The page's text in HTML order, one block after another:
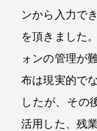
ンから入力で
を頂きました
ォンの管理が
布は現実的で
したが、その
活用した、残